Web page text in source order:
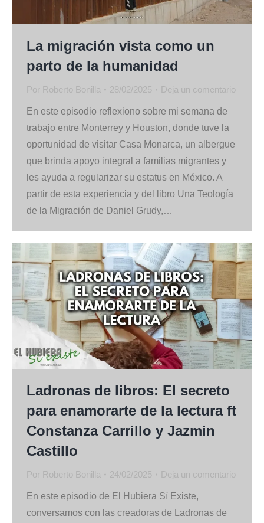
La migración vista como un
parto de la humanidad
Por Roberto Bonilla 28/02/2025 Deja un comentario
En este episodio reflexiono sobre mi semana de
trabajo entre Monterrey y Houston, donde tuve la
oportunidad de visitar Casa Monarca, un albergue
que brinda apoyo integral a familias migrantes y
les ayuda a regularizar su estatus en México. A
partir de esta experiencia y del libro Una Teología
de la Migración de Daniel Grudy,…
Ladronas de libros: El secreto
para enamorarte de la lectura ft
Constanza Carrillo y Jazmin
Castillo
Por Roberto Bonilla 24/02/2025 Deja un comentario
En este episodio de El Hubiera Sí Existe,
conversamos con las creadoras de Ladronas de